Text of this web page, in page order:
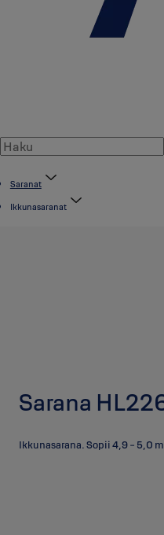
Saranat
Ikkunasaranat
Sarana
Ikkunasarana. Sopii 4,9 - 5,0